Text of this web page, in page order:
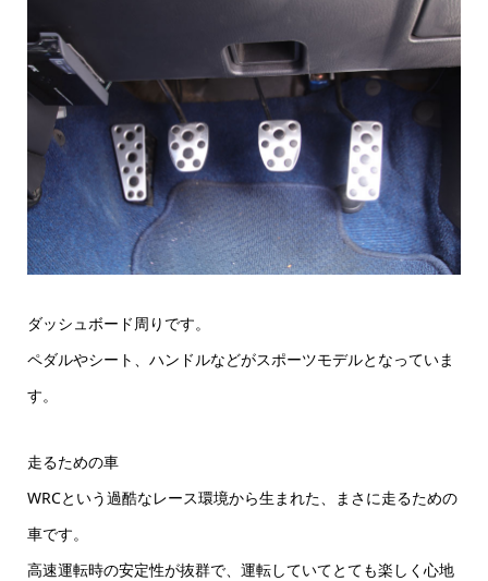
ダッシュボード周りです。
ペダルやシート、ハンドルなどがスポーツモデルとなっていま
す。
走るための車
WRCという過酷なレース環境から生まれた、まさに走るための
車です。
高速運転時の安定性が抜群で、運転していてとても楽しく心地